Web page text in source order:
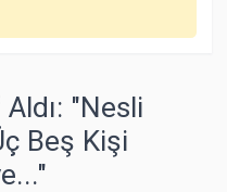
"Nesli
Beş Kişi